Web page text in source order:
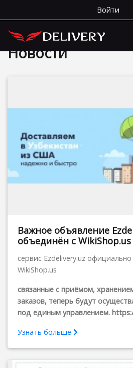
Войти
Новости
Важное объявление
объединён с WikiShop.us
сервис Ezdelivery.uz
WikiShop.us
связанные с приёмом,
заказов, теперь будут
под единым управлением.
Узнать больше